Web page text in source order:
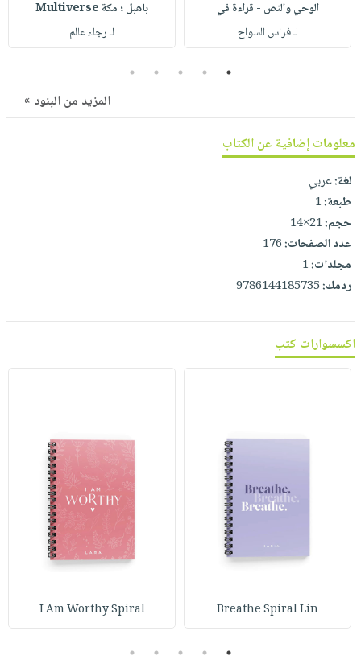
صابون
أطفال
فيديوهات
وفرات
انشر
كتابك
تواصل
معنا
التسوق
الوحي والنص - قراءة في
لـ فراس السواح
باهبل ؛ مكة Multiverse
لـ رجاء عالم
1
2
3
4
5
المزيد من البنود »
معلومات إضافية عن الكتاب
لغة:عربي
طبعة:1
حجم:21×14
عدد الصفحات:176
مجلدات:1
ردمك:9786144185735
اكسسوارات كتب
Breathe Spiral Lin
I Am Worthy Spiral
1
2
3
4
5